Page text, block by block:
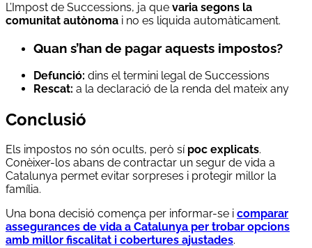
L’Impost de Successions, ja que varia segons la
comunitat autònoma i no es liquida automàticament.
Quan s’han de pagar aquests impostos?
Defunció: dins el termini legal de Successions
Rescat: a la declaració de la renda del mateix any
Conclusió
Els impostos no són ocults, però sí poc explicats.
Conèixer-los abans de contractar un segur de vida a
Catalunya permet evitar sorpreses i protegir millor la
família.
Una bona decisió comença per informar-se i comparar
assegurances de vida a Catalunya per trobar opcions
amb millor fiscalitat i cobertures ajustades.